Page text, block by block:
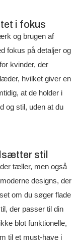
i fokus
og brugen af
fokus på detaljer og
kvinder, der
hvilket giver en
at de holder i
og stil, uden at du
stil
tæller, men også
designs, der
om du søger flade
der passer til din
blot funktionelle,
til et must-have i